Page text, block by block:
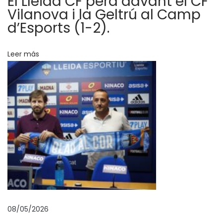
e
v
a
o
e
s
y
d
e
s
p
r
Vilanova i la Geltrú al Camp
d’Esports (1-2).
Leer más
08/05/2026